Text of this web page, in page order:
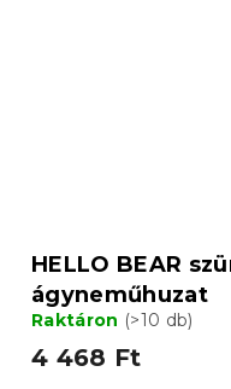
HELLO BEAR
ágyneműhuzat
Raktáron (>10 db)
4 468 Ft